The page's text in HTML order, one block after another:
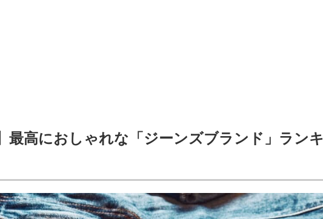
最高におしゃれな「ジーンズブランド」ランキ